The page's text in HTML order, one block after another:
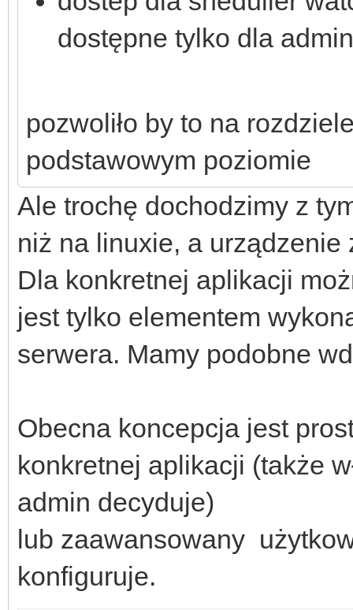
dostępne tylko dla
pozwoliło by to na
podstawowym poziomie
Ale trochę dochodzimy z
niż na linuxie, a
Dla konkretnej aplikacji
jest tylko elementem
serwera. Mamy podobne
Obecna koncepcja jest
konkretnej aplikacji (także
admin decyduje)
lub zaawansowany
konfiguruje.